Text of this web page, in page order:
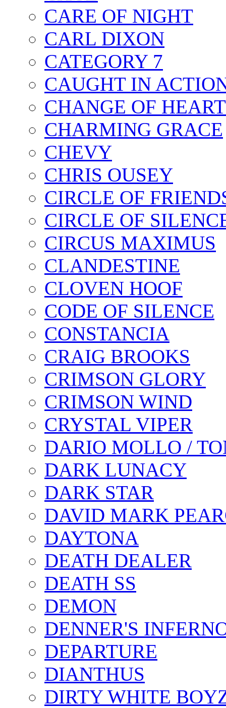
CARE OF NIGHT
CARL DIXON
CATEGORY 7
CAUGHT IN
CHANGE OF HEART
CHARMING GRACE
CHEVY
CHRIS OUSEY
CIRCLE OF
CIRCLE OF
CIRCUS MAXIMUS
CLANDESTINE
CLOVEN HOOF
CODE OF SILENCE
CONSTANCIA
CRAIG BROOKS
CRIMSON GLORY
CRIMSON WIND
CRYSTAL VIPER
DARIO MOLLO /
DARK LUNACY
DARK STAR
DAVID MARK
DAYTONA
DEATH DEALER
DEATH SS
DEMON
DENNER'S
DEPARTURE
DIANTHUS
DIRTY WHITE